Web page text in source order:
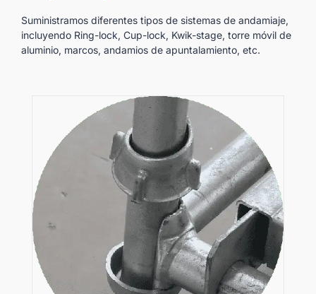
Suministramos diferentes tipos de sistemas de andamiaje,
incluyendo Ring-lock, Cup-lock, Kwik-stage, torre móvil de
aluminio, marcos, andamios de apuntalamiento, etc.